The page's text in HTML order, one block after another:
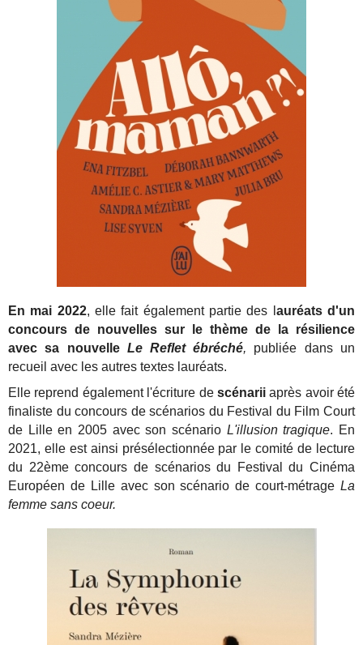
En mai 2022, elle fait également partie des l auréats d'un
concours de nouvelles sur le thème de la résilience
avec sa nouvelle Le Reflet ébréché, publiée dans un
recueil avec les autres textes lauréats.
Elle reprend également l'écriture descénariiaprès avoir été
finaliste du concours de scénarios du Festival du Film Court
de Lille en 2005 avec son scénario L'illusion tragique. En
2021, elle est ainsi présélectionnée par le comité de lecture
du 22ème concours de scénarios du Festival du Cinéma
Européen de Lille avec son scénario de court-métrage La
femme sans coeur.